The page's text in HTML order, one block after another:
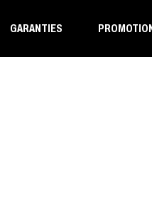
GARANTIES